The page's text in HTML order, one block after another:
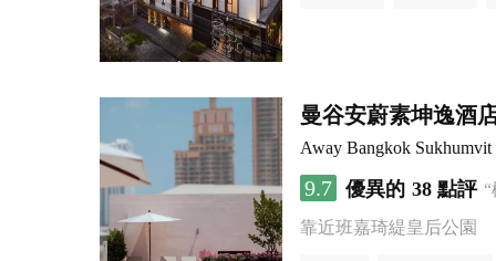
曼谷安蔚素坤逸酒
Away Bangkok Sukhumvit
9.7 優異的 38 點評
靠近班嘉琦緹皇后公園